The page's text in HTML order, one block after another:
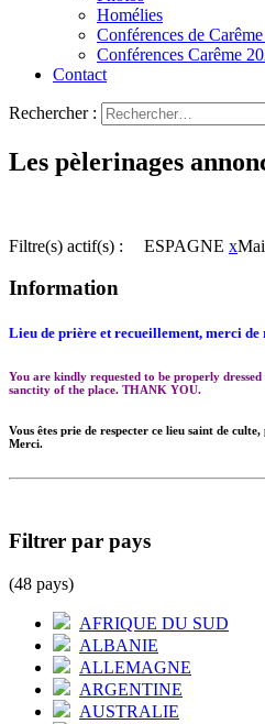
Homélies
Conférences de Carême
Conférences Carême
Contact
Rechercher :
Les pèlerinages
Filtre(s) actif(s) : ESPAGNE x
Information
Lieu de prière et recueillement, merci de
You are kindly requested to be properly
sanctity of the place. THANK YOU.
Vous êtes prie de respecter ce lieu saint de
Merci.
Filtrer par pays
(48 pays)
AFRIQUE DU SUD
ALBANIE
ALLEMAGNE
ARGENTINE
AUSTRALIE